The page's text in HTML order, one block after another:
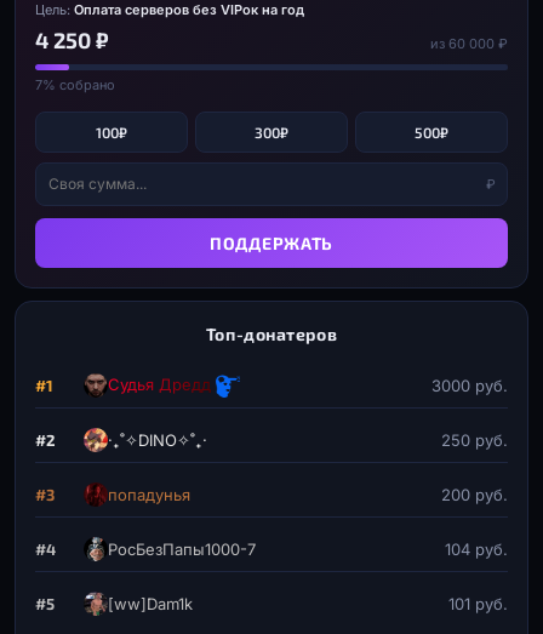
Цель: Оплата серверов без VIPок на год
4 250 ₽ из 60 000 ₽
7% собрано
100₽ 300₽ 500₽
₽
ПОДДЕРЖАТЬ
Топ-донатеров
#1 Судья Дредд 3000 руб.
#2 ‧₊˚✧DINO✧˚₊‧ 250 руб.
#3 попадунья 200 руб.
#4 РосБезПапы1000-7 104 руб.
#5 [ww]Dam1k 101 руб.